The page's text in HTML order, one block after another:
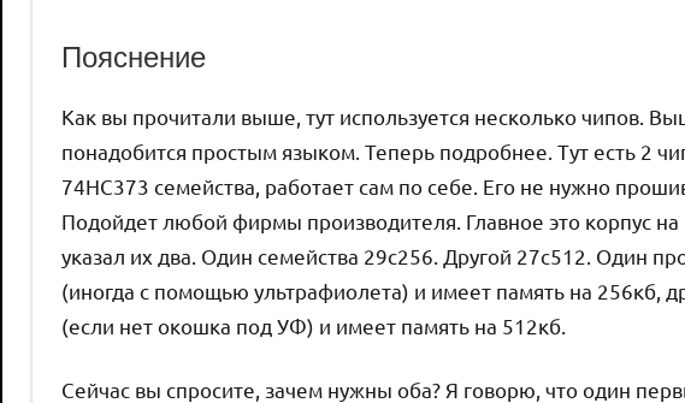
Пояснение
Как вы прочитали выше, тут используется несколько чипов.
понадобится простым языком. Теперь подробнее. Тут есть 2
74HC373 семейства, работает сам по себе. Его не нужно
Подойдет любой фирмы производителя. Главное это корпус
указал их два. Один семейства 29c256. Другой 27c512. Один
(иногда с помощью ультрафиолета) и имеет память на 256кб,
(если нет окошка под УФ) и имеет память на 512кб.
Сейчас вы спросите, зачем нужны оба? Я говорю, что один